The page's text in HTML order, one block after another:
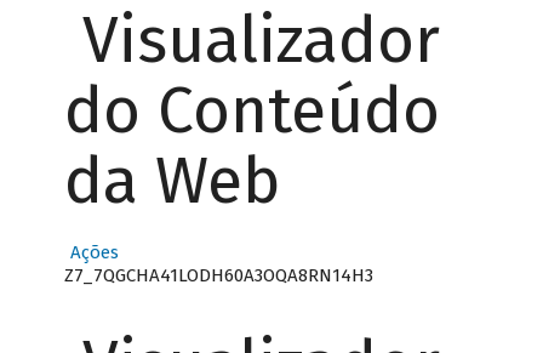
Visualizador
do Conteúdo
da Web
Ações
Z7_7QGCHA41LODH60A3OQA8RN14H3